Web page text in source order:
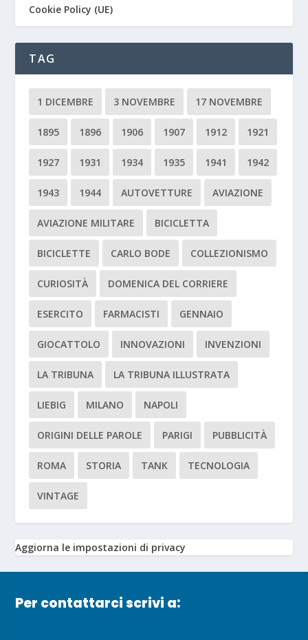
Cookie Policy (UE)
TAG
1 DICEMBRE 3 NOVEMBRE 17 NOVEMBRE
1895 1896 1906 1907 1912 1921
1927 1931 1934 1935 1941 1942
1943 1944 AUTOVETTURE AVIAZIONE
AVIAZIONE MILITARE BICICLETTA
BICICLETTE CARLO BODE COLLEZIONISMO
CURIOSITÀ DOMENICA DEL CORRIERE
ESERCITO FARMACISTI GENNAIO
GIOCATTOLO INNOVAZIONI INVENZIONI
LA TRIBUNA LA TRIBUNA ILLUSTRATA
LIEBIG MILANO NAPOLI
ORIGINI DELLE PAROLE PARIGI PUBBLICITÀ
ROMA STORIA TANK TECNOLOGIA
VINTAGE
Aggiorna le impostazioni di privacy
Per contattarci scrivi a: